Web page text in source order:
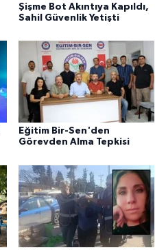
Şişme Bot Akıntıya Kapıldı,
Sahil Güvenlik Yetişti
Eğitim Bir-Sen'den
Görevden Alma Tepkisi